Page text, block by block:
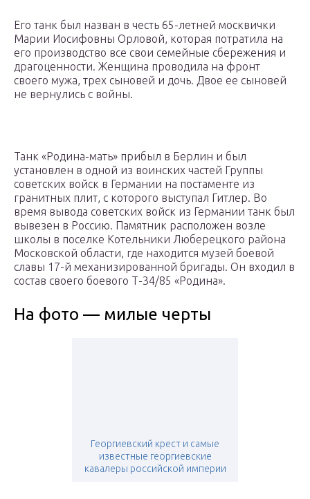
Его танк был назван в честь 65-летней москвички
Марии Иосифовны Орловой, которая потратила на
его производство все свои семейные сбережения и
драгоценности. Женщина проводила на фронт
своего мужа, трех сыновей и дочь. Двое ее сыновей
не вернулись с войны.
Танк «Родина-мать» прибыл в Берлин и был
установлен в одной из воинских частей Группы
советских войск в Германии на постаменте из
гранитных плит, с которого выступал Гитлер. Во
время вывода советских войск из Германии танк был
вывезен в Россию. Памятник расположен возле
школы в поселке Котельники Люберецкого района
Московской области, где находится музей боевой
славы 17-й механизированной бригады. Он входил в
состав своего боевого Т-34/85 «Родина».
На фото — милые черты
Георгиевский крест и самые
известные георгиевские
кавалеры российской империи